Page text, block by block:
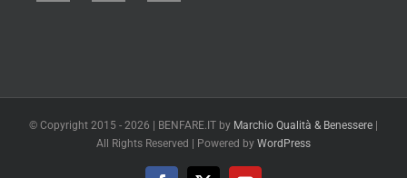
© Copyright 2015 - 2026 | BENFARE.IT by Marchio Qualità & Benessere
All Rights Reserved | Powered by WordPress